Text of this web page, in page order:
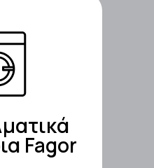
Fagor
ΕΔΩ!